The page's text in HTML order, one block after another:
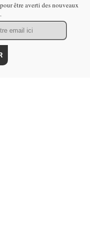
être averti des nouveaux